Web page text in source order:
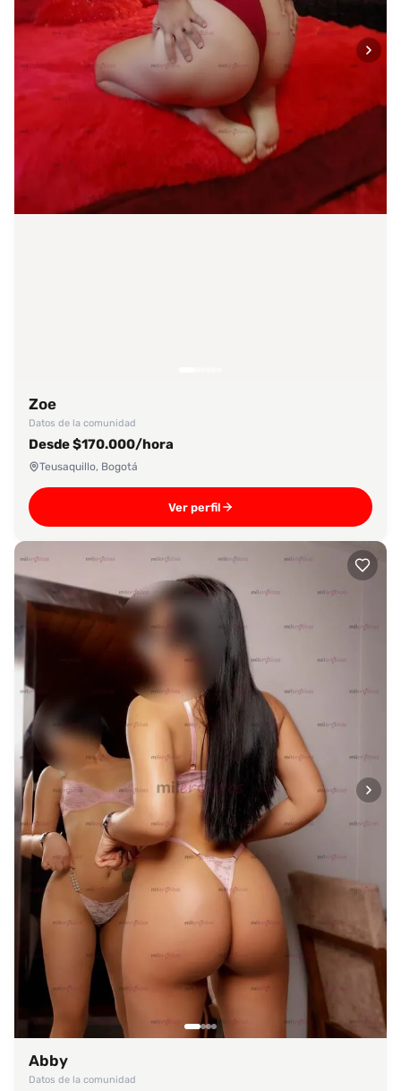
Zoe
Datos de la comunidad
Desde $170.000/hora
Teusaquillo, Bogotá
Ver perfil
Abby
Datos de la comunidad